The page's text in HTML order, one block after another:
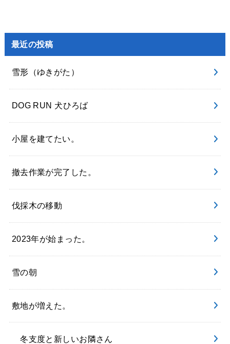
最近の投稿
雪形（ゆきがた）
DOG RUN 犬ひろば
小屋を建てたい。
撤去作業が完了した。
伐採木の移動
2023年が始まった。
雪の朝
敷地が増えた。
冬支度と新しいお隣さん